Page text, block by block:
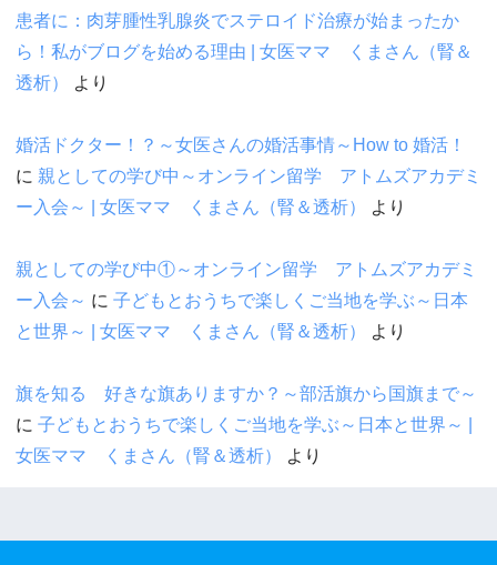
患者に：肉芽腫性乳腺炎でステロイド治療が始まったか
ら！私がブログを始める理由 | 女医ママ くまさん（腎＆
透析）
より
婚活ドクター！？～女医さんの婚活事情～How to 婚活！
に 親としての学び中～オンライン留学 アトムズアカデミ
ー入会～ | 女医ママ くまさん（腎＆透析）
より
親としての学び中①～オンライン留学 アトムズアカデミ
ー入会～ に 子どもとおうちで楽しくご当地を学ぶ～日本
と世界～ | 女医ママ くまさん（腎＆透析）
より
旗を知る 好きな旗ありますか？～部活旗から国旗まで～
に 子どもとおうちで楽しくご当地を学ぶ～日本と世界～ |
女医ママ くまさん（腎＆透析）
より